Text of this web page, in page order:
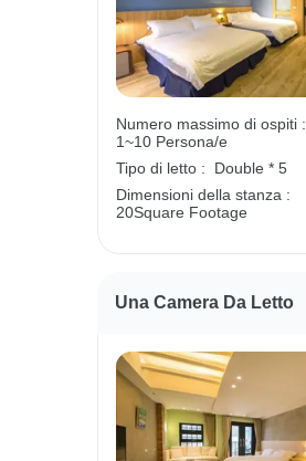
Numero massimo di ospiti :
1~10 Persona/e
Tipo di letto :
Double * 5
Dimensioni della stanza :
20Square Footage
Una Camera Da Letto